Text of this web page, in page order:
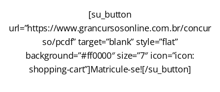
[su_button
url=”https://www.grancursosonline.com.br/concur
so/pcdf” target=”blank” style=”flat”
background=”#ff0000″ size=”7″ icon=”icon:
shopping-cart”]Matricule-se![/su_button]